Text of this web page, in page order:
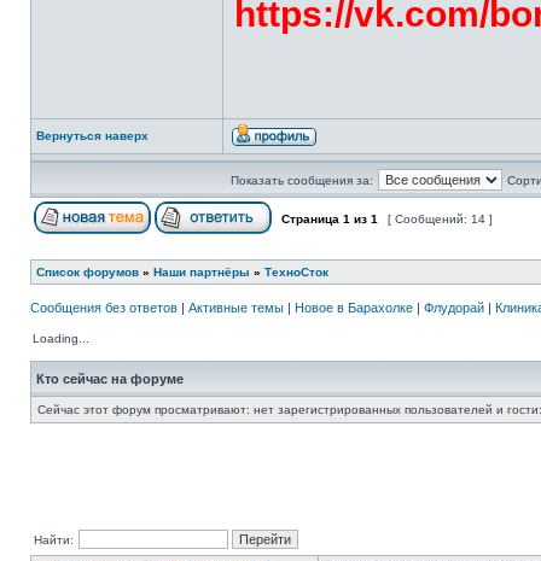
https://vk.com/
Вернуться наверх
Показать сообщения за:
Страница 1 из 1 [ Сообщений: 14 ]
Список форумов » Наши партнёры » ТехноСток
Сообщения без ответов | Активные темы | Новое в Барахолке | Флудорай |
Loading...
Кто сейчас на форуме
Сейчас этот форум просматривают: нет зарегистрированных пользователей и
Найти: